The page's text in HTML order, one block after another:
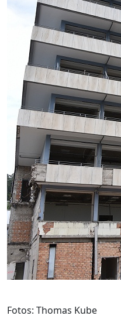
Fotos: Thomas Kube